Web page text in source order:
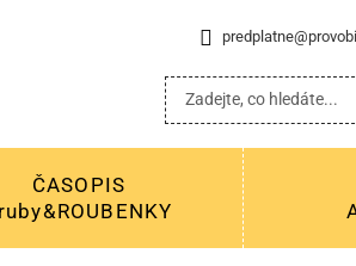
ČASOPIS